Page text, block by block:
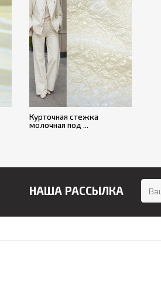
Курточная стежка
молочная под ...
НАША РАССЫЛКА